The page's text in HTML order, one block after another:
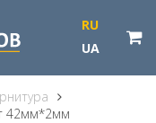
RU
UA
42мм*2мм